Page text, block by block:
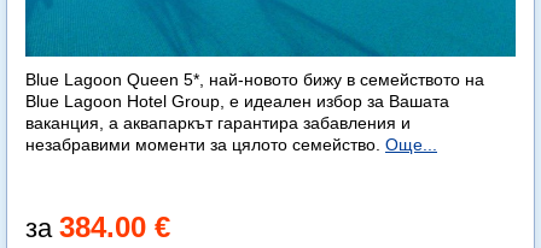
Blue Lagoon Queen 5*, най-новото бижу в семейството на
Blue Lagoon Hotel Group, е идеален избор за Вашата
ваканция, а аквапаркът гарантира забавления и
незабравими моменти за цялото семейство. Още...
384.00 €